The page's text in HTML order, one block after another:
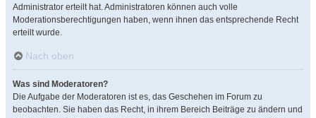
Administrator erteilt hat. Administratoren können auch volle
Moderationsberechtigungen haben, wenn ihnen das entsprechende Recht
erteilt wurde.
Nach oben
Was sind Moderatoren?
Die Aufgabe der Moderatoren ist es, das Geschehen im Forum zu
beobachten. Sie haben das Recht, in ihrem Bereich Beiträge zu ändern und